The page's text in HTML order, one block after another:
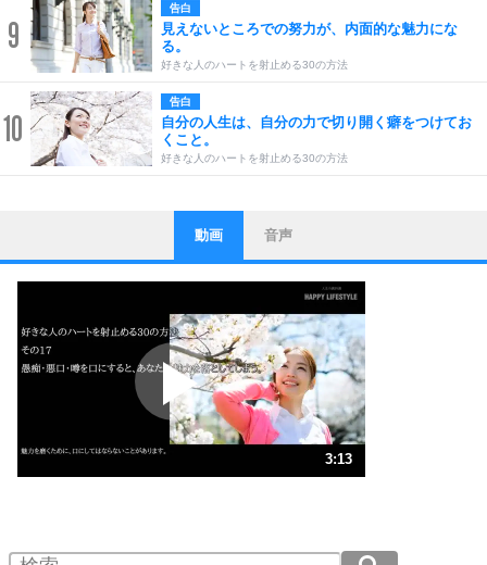
9
告白
見えないところでの努力が、内面的な魅力にな
る。
好きな人のハートを射止める30の方法
10
告白
自分の人生は、自分の力で切り開く癖をつけてお
くこと。
好きな人のハートを射止める30の方法
1
ストレス対策
他人と比べない。
いっそのこと、他人を見ない。
いらいらしない人になる30の方法
プラス思考
ポジティブになれない原因は、行動しないから。
ポジティブ思考になる30の方法
ストレス対策
人生、なんとかなるもの。
気楽に生きる30の方法
4 器の大きい人は、怒りを優しさで表現する。
動画 音声
3:13
2.0倍速 （379KB 1分36秒）